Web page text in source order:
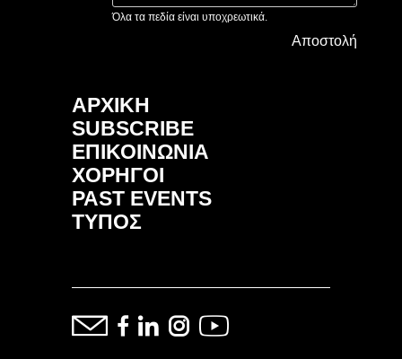
Όλα τα πεδία είναι υποχρεωτικά.
Αποστολή
ΑΡΧΙΚΗ
SUBSCRIBE
ΕΠΙΚΟΙΝΩΝΙΑ
ΧΟΡΗΓΟΙ
PAST EVENTS
ΤΥΠΟΣ